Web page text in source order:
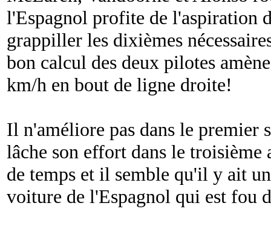
l'Espagnol profite de l'aspiration
grappiller les dixièmes
bon calcul des deux pilotes
km/h en bout de ligne droite!
Il n'améliore pas dans le premier
lâche son effort dans le troisième
de temps et il semble qu'il y ait
voiture de l'Espagnol qui est fou